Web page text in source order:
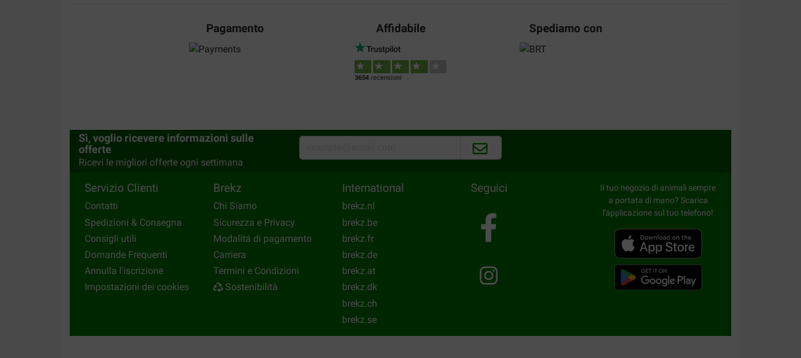
Heel tevreden van . Mijn Franse Bulldog eet het graag en stoelgang is goed.
08-11-2021
Consegna:
Pagamento Affidabile
3654recensioni
Spediamo con
Sì, voglio ricevere informazioni sulle
offerte
Ricevi le migliori offerte ogni settimana
Servizio Clienti
Contatti
Spedizioni & Consegna
Consigli utili
Domande Frequenti
Annulla l'iscrizione
Impostazioni dei cookies
Brekz
Chi Siamo
Sicurezza e Privacy
Modalitá di pagamento
Carriera
Termini e Condizioni
Sostenibilità
International
brekz.nl
brekz.be
brekz.fr
brekz.de
brekz.at
brekz.dk
brekz.ch
brekz.se
Seguici
Il tuo negozio di animali sempre
a portata di mano? Scarica
l'applicazione sul tuo telefono!